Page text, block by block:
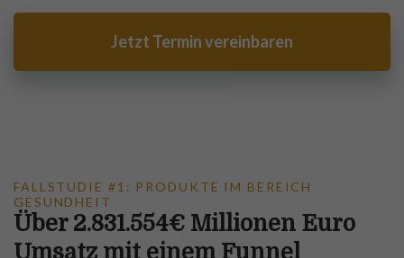
Jetzt Termin vereinbaren
FALLSTUDIE #1: PRODUKTE IM BEREICH
GESUNDHEIT
Über 2.831.554€ Millionen Euro
Umsatz mit einem Funnel